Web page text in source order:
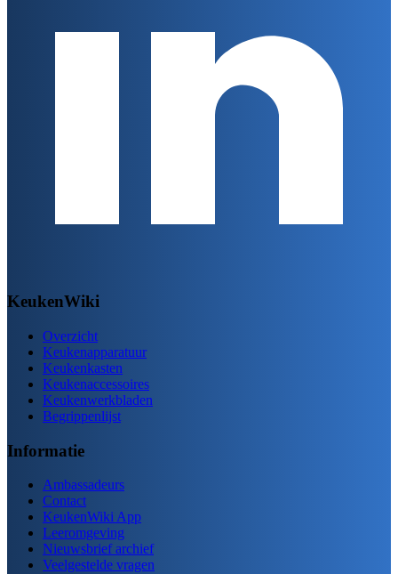
KeukenWiki
Overzicht
Keukenapparatuur
Keukenkasten
Keukenaccessoires
Keukenwerkbladen
Begrippenlijst
Informatie
Ambassadeurs
Contact
KeukenWiki App
Leeromgeving
Nieuwsbrief archief
Veelgestelde vragen